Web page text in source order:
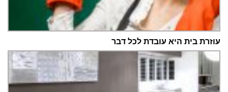
עוזרת בית היא עובדת לכל דבר